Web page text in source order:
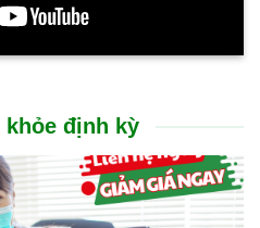
khỏe định kỳ